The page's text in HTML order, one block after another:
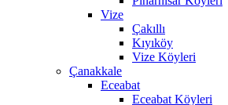
Vize
Çakıllı
Kıyıköy
Vize Köyleri
Çanakkale
Eceabat
Eceabat Köyleri